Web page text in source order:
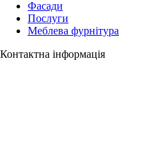
Фасади
Послуги
Меблева фурнітура
Контактна інформація